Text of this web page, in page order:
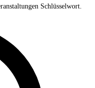
Schlüsselwort.